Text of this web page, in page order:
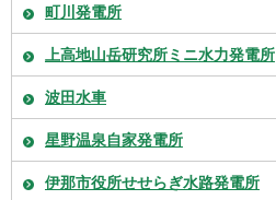
町川発電所
上高地山岳研究所ミニ水力発電所
波田水車
星野温泉自家発電所
伊那市役所せせらぎ水路発電所